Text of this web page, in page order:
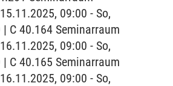
09:00 - So,
C 40.164 Seminarraum
09:00 - So,
C 40.165 Seminarraum
09:00 - So,